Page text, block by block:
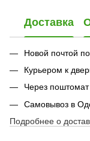
Доставка
Новой почтой
Курьером к
Через
Самовывоз в
Подробнее о